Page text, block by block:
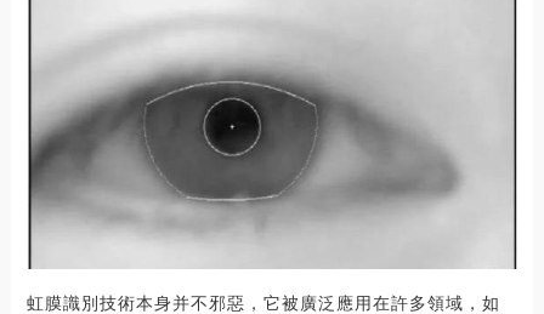
虹膜識別技術本身并不邪惡，它被廣泛應用在許多領域，如